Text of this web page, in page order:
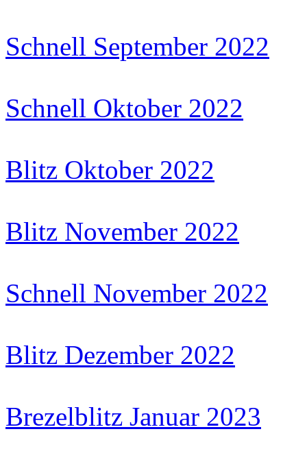
Schnell September 2022
Schnell Oktober 2022
Blitz Oktober 2022
Blitz November 2022
Schnell November 2022
Blitz Dezember 2022
Brezelblitz Januar 2023